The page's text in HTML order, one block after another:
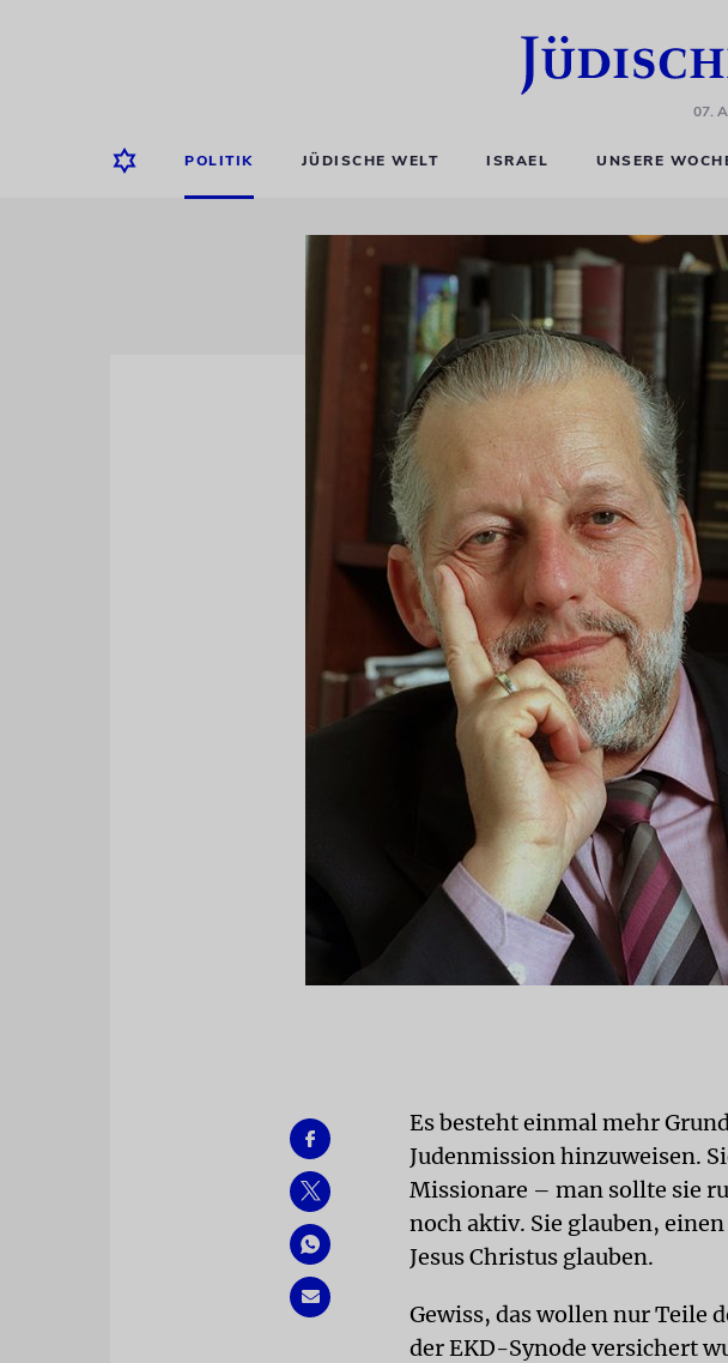
07.
POLITIK JÜDISCHE WELT ISRAEL UNSERE
Es besteht einmal mehr
Judenmission hinzuweisen.
Missionare – man sollte sie
noch aktiv. Sie glauben,
Jesus Christus glauben.
Gewiss, das wollen nur Teile
der EKD-Synode versichert